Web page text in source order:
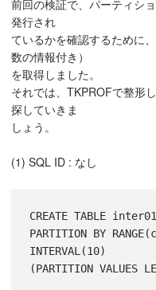
前回の検証で、パーティシ
発行され
ているかを確認するために
数の情報付き）
を取得しました。
それでは、TKPROFで整形
探していきま
しょう。
(1) SQL ID : なし
CREATE TABLE
PARTITION BY
INTERVAL(10)
(PARTITION VALUES